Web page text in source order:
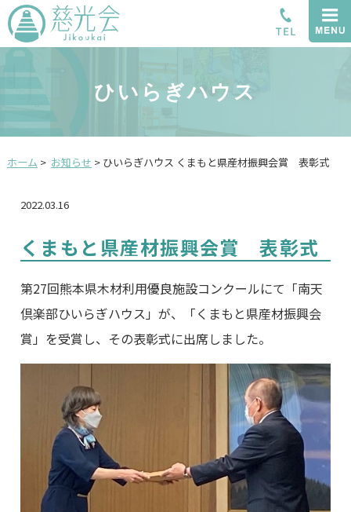
ひいらぎハウス
ホーム > お知らせ > ひいらぎハウス くまもと県産材振興会賞 表彰式
2022.03.16
くまもと県産材振興会賞 表彰式
第27回熊本県木材利用優良施設コンクールにて「南天
倶楽部ひいらぎハウス」が、「くまもと県産材振興会
賞」を受賞し、その表彰式に出席しました。